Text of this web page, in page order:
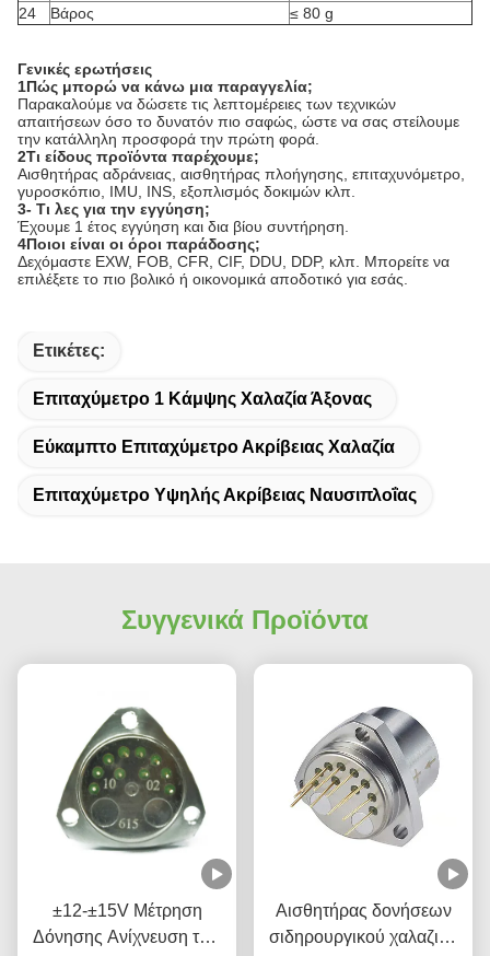
24
Βάρος ≤ 80 g
Γενικές ερωτήσεις
1Πώς μπορώ να κάνω μια παραγγελία;
Παρακαλούμε να δώσετε τις λεπτομέρειες των τεχνικών
απαιτήσεων όσο το δυνατόν πιο σαφώς, ώστε να σας στείλουμε
την κατάλληλη προσφορά την πρώτη φορά.
2Τι είδους προϊόντα παρέχουμε;
Αισθητήρας αδράνειας, αισθητήρας πλοήγησης, επιταχυνόμετρο,
γυροσκόπιο, IMU, INS, εξοπλισμός δοκιμών κλπ.
3- Τι λες για την εγγύηση;
Έχουμε 1 έτος εγγύηση και δια βίου συντήρηση.
4Ποιοι είναι οι όροι παράδοσης;
Δεχόμαστε EXW, FOB, CFR, CIF, DDU, DDP, κλπ. Μπορείτε να
επιλέξετε το πιο βολικό ή οικονομικά αποδοτικό για εσάς.
Ετικέτες:
Επιταχύμετρο 1 Κάμψης Χαλαζία Άξονας
Εύκαμπτο Επιταχύμετρο Ακρίβειας Χαλαζία
Επιταχύμετρο Υψηλής Ακρίβειας Ναυσιπλοΐας
Συγγενικά Προϊόντα
±12-±15V Μέτρηση
Δόνησης Ανίχνευση των
Αισθητήρας δονήσεων
σιδηρουργικού χαλαζιού